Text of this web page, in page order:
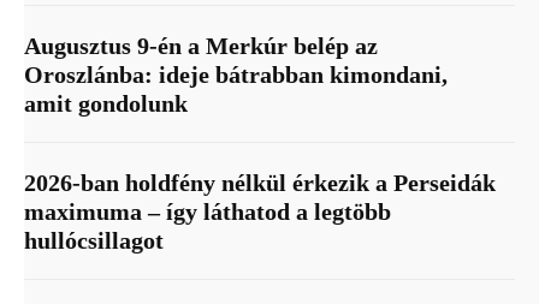
Augusztus 9-én a Merkúr belép az
Oroszlánba: ideje bátrabban kimondani,
amit gondolunk
2026-ban holdfény nélkül érkezik a Perseidák
maximuma – így láthatod a legtöbb
hullócsillagot